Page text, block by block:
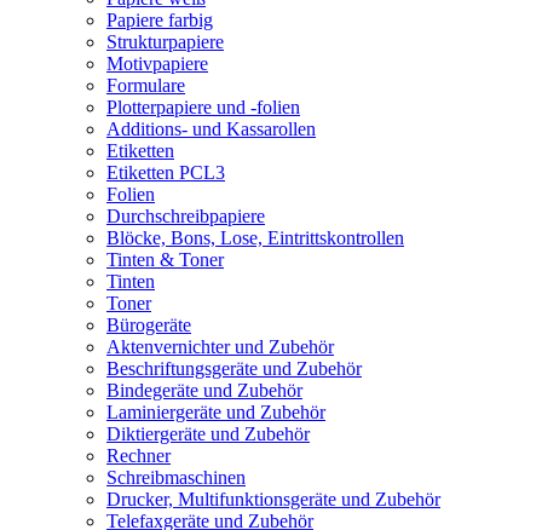
Papiere farbig
Strukturpapiere
Motivpapiere
Formulare
Plotterpapiere und -folien
Additions- und Kassarollen
Etiketten
Etiketten PCL3
Folien
Durchschreibpapiere
Blöcke, Bons, Lose, Eintrittskontrollen
Tinten & Toner
Tinten
Toner
Bürogeräte
Aktenvernichter und Zubehör
Beschriftungsgeräte und Zubehör
Bindegeräte und Zubehör
Laminiergeräte und Zubehör
Diktiergeräte und Zubehör
Rechner
Schreibmaschinen
Drucker, Multifunktionsgeräte und Zubehör
Telefaxgeräte und Zubehör